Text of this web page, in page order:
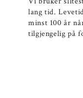
lang tid.
minst 100 år
tilgjengelig på